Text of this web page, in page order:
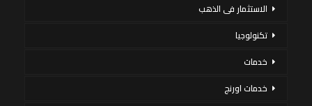
الاستثمار فى الذهب
تكنولوجيا
خدمات
خدمات اورنج